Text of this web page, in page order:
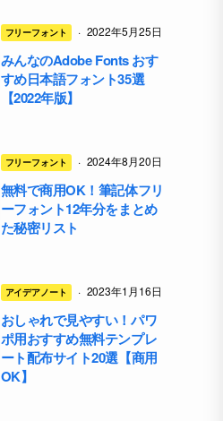
フリーフォント · 2022年5月25日
みんなのAdobe Fonts おす
すめ日本語フォント35選
【2022年版】
フリーフォント · 2024年8月20日
無料で商用OK！筆記体フリ
ーフォント12年分をまとめ
た秘密リスト
アイデアノート · 2023年1月16日
おしゃれで見やすい！パワ
ポ用おすすめ無料テンプレ
ート配布サイト20選【商用
OK】